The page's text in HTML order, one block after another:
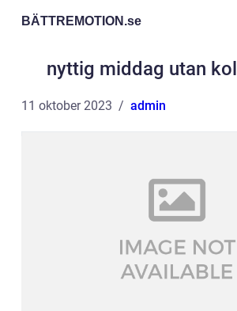
BÄTTREMOTION.se
nyttig middag utan
11 oktober 2023 admin